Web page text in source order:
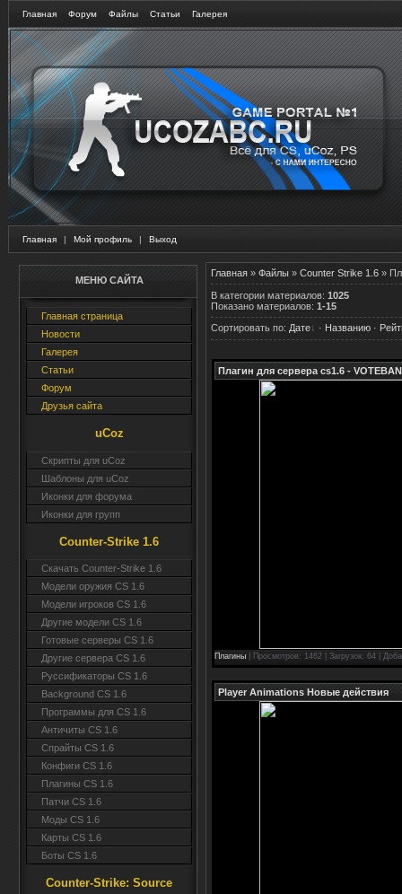
Главная Форум Файлы Статьи Галерея
Главная | Мой профиль | Выход
МЕНЮ САЙТА
Главная страница
Новости
Галерея
Статьи
Форум
Друзья сайта
uCoz
Скрипты для uCoz
Шаблоны для uCoz
Иконки для форума
Иконки для групп
Counter-Strike 1.6
Скачать Counter-Strike 1.6
Модели оружия CS 1.6
Модели игроков CS 1.6
Другие модели CS 1.6
Готовые серверы CS 1.6
Другие сервера CS 1.6
Руссификаторы CS 1.6
Background CS 1.6
Программы для CS 1.6
Античиты CS 1.6
Спрайты CS 1.6
Конфиги CS 1.6
Плагины CS 1.6
Патчи CS 1.6
Моды CS 1.6
Карты CS 1.6
Боты CS 1.6
Counter-Strike: Source
Главная » Файлы » Counter Strike 1.6 »
В категории материалов: 1025
Показано материалов: 1-15
Сортировать по: Дате · Названию ·
Плагин для сервера cs1.6 -
Плагины | Просмотров: 1462 | Загрузок: 64 |
Player Animations Новые действия